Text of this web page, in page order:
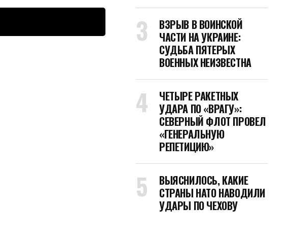
ВЗРЫВ В ВОИНСКОЙ
ЧАСТИ НА УКРАИНЕ:
СУДЬБА ПЯТЕРЫХ
ВОЕННЫХ НЕИЗВЕСТНА
ЧЕТЫРЕ РАКЕТНЫХ
УДАРА ПО «ВРАГУ»:
СЕВЕРНЫЙ ФЛОТ ПРОВЕЛ
«ГЕНЕРАЛЬНУЮ
РЕПЕТИЦИЮ»
ВЫЯСНИЛОСЬ, КАКИЕ
СТРАНЫ НАТО НАВОДИЛИ
УДАРЫ ПО ЧЕХОВУ